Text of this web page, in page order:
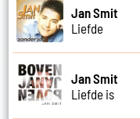
Jan Smit
Liefde
Jan Smit
Liefde is